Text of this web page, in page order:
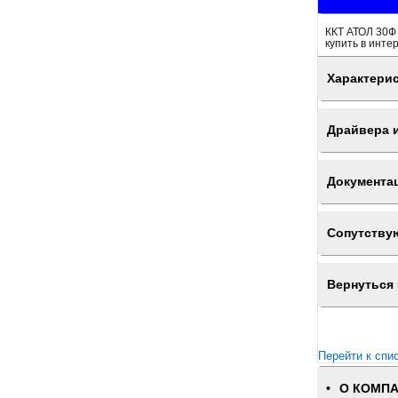
ККТ АТОЛ 30Ф
купить в
Драйвера
Вернуться
Перейти к
О